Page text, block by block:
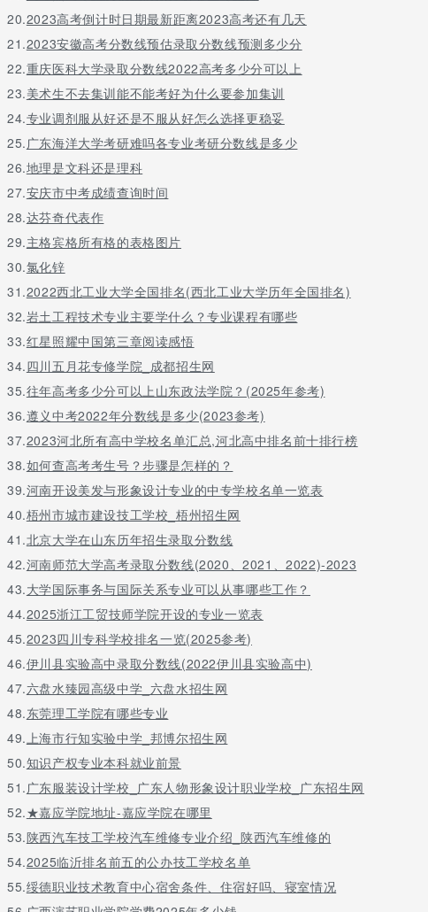
20.2023高考倒计时日期最新距离2023高考还有几天
21.2023安徽高考分数线预估录取分数线预测多少分
22.重庆医科大学录取分数线2022高考多少分可以上
23.美术生不去集训能不能考好为什么要参加集训
24.专业调剂服从好还是不服从好怎么选择更稳妥
25. 广东海洋大学考研难吗各专业考研分数线是多少
26.地理是文科还是理科
27.安庆市中考成绩查询时间
28.达芬奇代表作
29.主格宾格所有格的表格图片
30.氯化锌
31.2022西北工业大学全国排名(西北工业大学历年全国排名)
32.岩土工程技术专业主要学什么？专业课程有哪些
33.红星照耀中国第三章阅读感悟
34.四川五月花专修学院_成都招生网
35.往年高考多少分可以上山东政法学院？(2025年参考)
36.遵义中考2022年分数线是多少(2023参考)
37.2023河北所有高中学校名单汇总,河北高中排名前十排行榜
38.如何查高考考生号？步骤是怎样的？
39.河南开设美发与形象设计专业的中专学校名单一览表
40.梧州市城市建设技工学校_梧州招生网
41.北京大学在山东历年招生录取分数线
42.河南师范大学高考录取分数线(2020、2021、2022)-2023
43.大学国际事务与国际关系专业可以从事哪些工作？
44.2025浙江工贸技师学院开设的专业一览表
45.2023四川专科学校排名一览(2025参考)
46.伊川县实验高中录取分数线(2022伊川县实验高中)
47.六盘水臻园高级中学_六盘水招生网
48.东莞理工学院有哪些专业
49. 上海市行知实验中学_邦博尔招生网
50.知识产权专业本科就业前景
51. 广东服装设计学校_广东人物形象设计职业学校_广东招生网
52.★嘉应学院地址-嘉应学院在哪里
53.陕西汽车技工学校汽车维修专业介绍_陕西汽车维修的
54.2025临沂排名前五的公办技工学校名单
55.绥德职业技术教育中心宿舍条件、住宿好吗、寝室情况